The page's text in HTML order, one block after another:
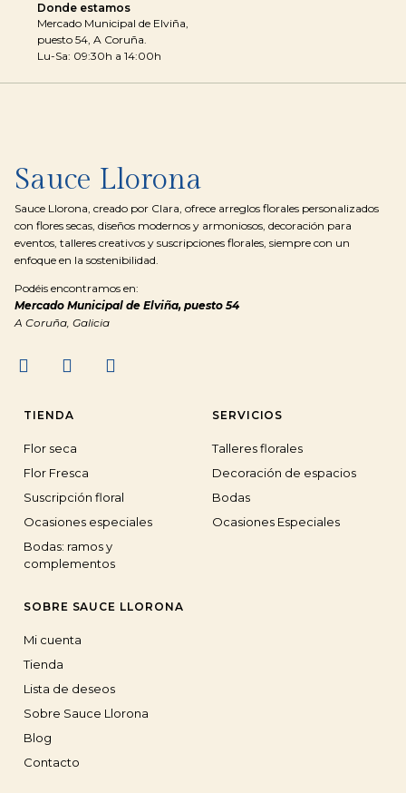
Donde estamos
Mercado Municipal de Elviña,
puesto 54, A Coruña.
Lu-Sa: 09:30h a 14:00h
Sauce Llorona
Sauce Llorona, creado por Clara, ofrece arreglos florales personalizados
con flores secas, diseños modernos y armoniosos, decoración para
eventos, talleres creativos y suscripciones florales, siempre con un
enfoque en la sostenibilidad.
Podéis encontramos en:
Mercado Municipal de Elviña, puesto 54
A Coruña, Galicia
TIENDA
Flor seca
Flor Fresca
Suscripción floral
Ocasiones especiales
Bodas: ramos y
complementos
SERVICIOS
Talleres florales
Decoración de espacios
Bodas
Ocasiones Especiales
SOBRE SAUCE LLORONA
Mi cuenta
Tienda
Lista de deseos
Sobre Sauce Llorona
Blog
Contacto